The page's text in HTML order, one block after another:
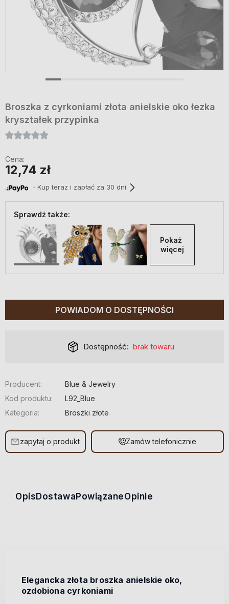
Broszka z cyrkoniami złota anielskie oko łezka
kryształek przypinka
Cena:
12,74 zł
・Kup teraz i zapłać za 30 dni
Sprawdź także:
Pokaż
więcej
POWIADOM O DOSTĘPNOŚCI
Dostępność: brak towaru
Producent:
Blue & Jewelry
Kod produktu:
L92_Blue
Kategoria:
Broszki złote
zapytaj o produkt Zamów telefonicznie
Opis Dostawa PowiązaneOpinie
Elegancka złota broszka anielskie oko,
ozdobiona cyrkoniami